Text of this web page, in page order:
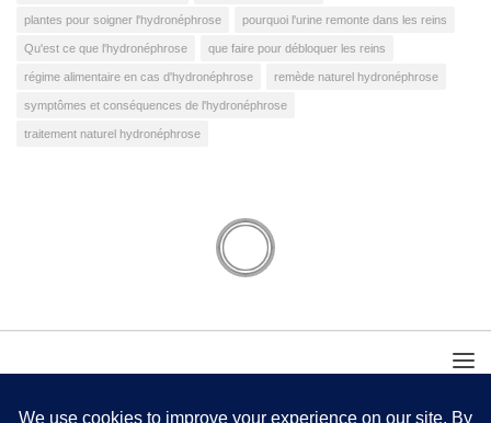
plantes pour soigner l'hydronéphrose pourquoi l'urine remonte dans les reins
Qu'est ce que l'hydronéphrose que faire pour débloquer les reins
régime alimentaire en cas d'hydronéphrose remède naturel hydronéphrose
symptômes et conséquences de l'hydronéphrose
traitement naturel hydronéphrose